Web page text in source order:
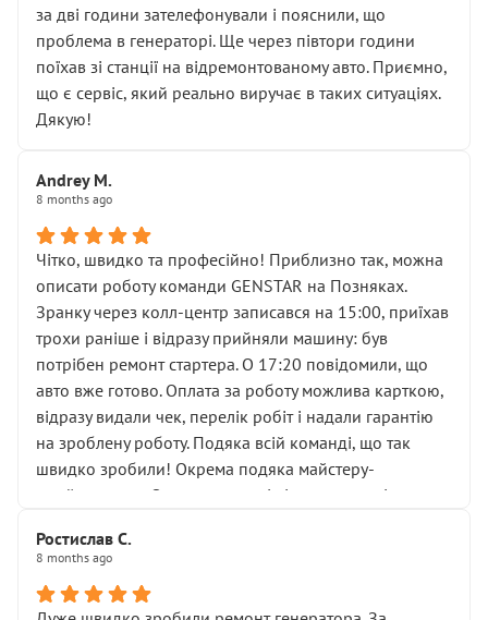
чіткого пояснення
( ну все зняли та доробили) дякую!
Окремий момент, який виглядає абсурдно:
мені заявили, що бачок гальмівної рідини потрібно
міняти разом із головним гальмівним циліндром у
Для людини, яка хоча б трохи розуміється на техніці,
це звучить як мінімум непрофесійно, а як максимум —
спроба продати дорогий вузол замість елементарних
ущільнювачів.
Що прикро — це не перший мій візит. Раніше міняв у
вас стартер, і тоді сервіс наче справив хороше
враження. Але згодом знайшов декілька гайок під
лобовим склом. Мені пояснили, що це “старі гайки, які
відкручували”, і попросили не хвилюватися. ( надіюсь
новий власник, не застяг в полі))
Але після нинішнього візиту такі дрібниці вже не
здаються дрібницями.
Я — клієнт, який працює на довірі, і саме її цей сервіс
Хотілося б більше:
• належної уваги до авто
• прозорості в роботах і рахунках
• реальної діагностики, а не формального
за дві години зателефонували і пояснили, що
проблема в генераторі. Ще через півтори години
поїхав зі станції на відремонтованому авто. Приємно,
що є сервіс, який реально виручає в таких ситуаціях.
Дякую!
Andrey M.
8 months ago
Чітко, швидко та професійно! Приблизно так, можна
описати роботу команди GENSTAR на Позняках.
Зранку через колл-центр записався на 15:00, приїхав
трохи раніше і відразу прийняли машину: був
потрібен ремонт стартера. О 17:20 повідомили, що
авто вже готово. Оплата за роботу можлива карткою,
відразу видали чек, перелік робіт і надали гарантію
на зроблену роботу. Подяка всій команді, що так
швидко зробили! Окрема подяка майстеру-
приймальнику Олександру: всі чітко та по суті.
звертатися до цього автосервісу.
Ростислав С.
8 months ago